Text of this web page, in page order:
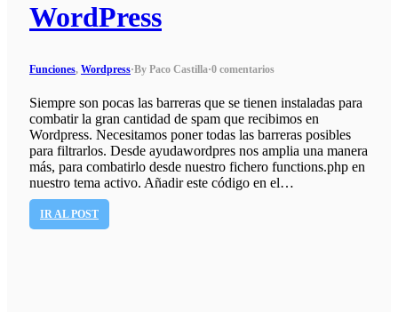
WordPress
Funciones, Wordpress·By Paco Castilla·0 comentarios
Siempre son pocas las barreras que se tienen instaladas para
combatir la gran cantidad de spam que recibimos en
Wordpress. Necesitamos poner todas las barreras posibles
para filtrarlos. Desde ayudawordpres nos amplia una manera
más, para combatirlo desde nuestro fichero functions.php en
nuestro tema activo. Añadir este código en el…
IR AL POST